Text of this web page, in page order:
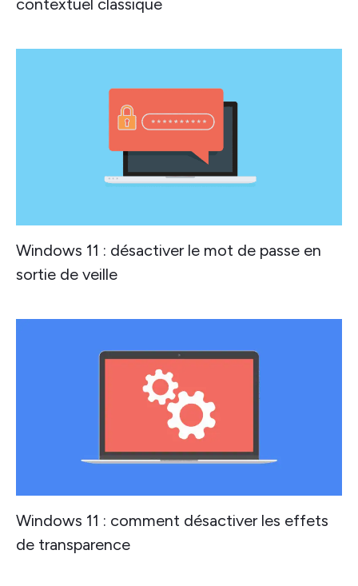
Windows 11 : désactiver le mot de passe en
sortie de veille
Windows 11 : comment désactiver les effets
de transparence